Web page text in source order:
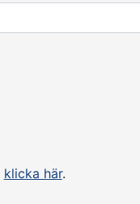
klicka här.